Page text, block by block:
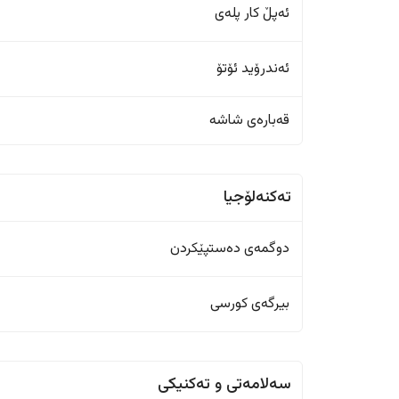
ئەپڵ کار پلەی
ئەندرۆید ئۆتۆ
قەبارەی شاشە
تەکنەلۆجیا
دوگمەی دەستپێکردن
بیرگەی کورسی
سەلامەتی و تەکنیکی